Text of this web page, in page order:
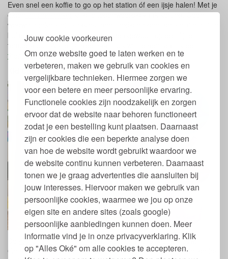
Jouw cookie voorkeuren
Om onze website goed te laten werken en te
verbeteren, maken we gebruik van cookies en
vergelijkbare technieken. Hiermee zorgen we
voor een betere en meer persoonlijke ervaring.
Functionele cookies zijn noodzakelijk en zorgen
ervoor dat de website naar behoren functioneert
zodat je een bestelling kunt plaatsen. Daarnaast
zijn er cookies die een beperkte analyse doen
van hoe de website wordt gebruikt waardoor we
de website continu kunnen verbeteren. Daarnaast
tonen we je graag advertenties die aansluiten bij
jouw interesses. Hiervoor maken we gebruik van
persoonlijke cookies, waarmee we jou op onze
eigen site en andere sites (zoals google)
persoonlijke aanbiedingen kunnen doen. Meer
informatie vind je in onze privacyverklaring. Klik
op "Alles Oké" om alle cookies te accepteren.
Even snel een koffie to go op het station óf een ijsje halen! Met je
eigenthermosbekerkrijg je tegenwoordig vaak korting. Geen
wegwerpbekers of ijsbakjes meer nodig en door de isolatie blijft je
koffie warm, je ijs koud en je handen gewoon op een fijne
temperatuur. Als je ijs mee naar huis wil nemen, dan is een
thermosbakjehandig.
Kid Cup met rietje of tuitje
Kid Cup kinderbeker met Deksel en Rietje is ook nieuw.
Gemaakt van RVS met veilig siliconen deksel en rietje. Met de los